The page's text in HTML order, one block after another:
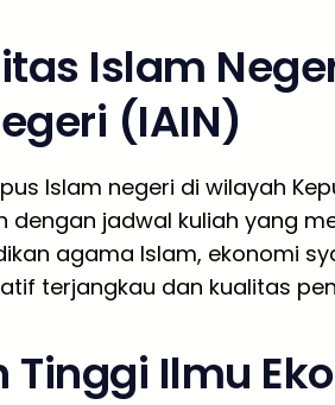
Islam
(IAIN)
Islam negeri di wilayah
dengan jadwal kuliah yang
agama Islam, ekonomi
terjangkau dan kualitas
Tinggi Ilmu